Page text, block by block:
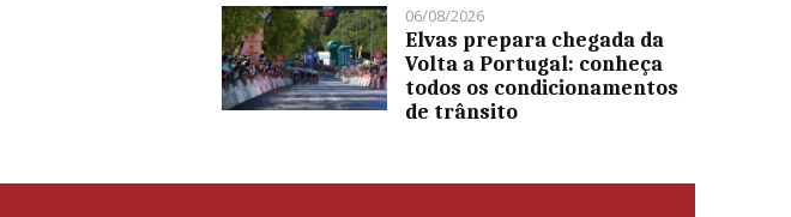
06/08/2026
Elvas prepara chegada da
Volta a Portugal: conheça
todos os condicionamentos
de trânsito